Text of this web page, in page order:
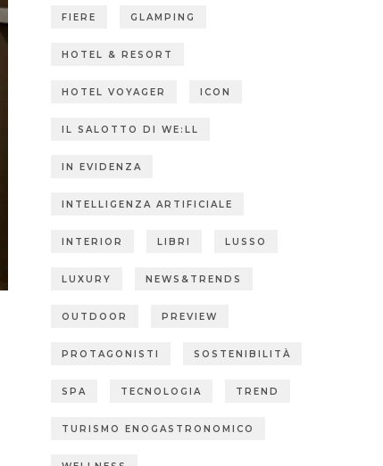
FIERE GLAMPING
HOTEL & RESORT
HOTEL VOYAGER ICON
IL SALOTTO DI WE:LL
IN EVIDENZA
INTELLIGENZA ARTIFICIALE
INTERIOR LIBRI LUSSO
LUXURY NEWS&TRENDS
OUTDOOR PREVIEW
PROTAGONISTI SOSTENIBILITÀ
SPA TECNOLOGIA TREND
TURISMO ENOGASTRONOMICO